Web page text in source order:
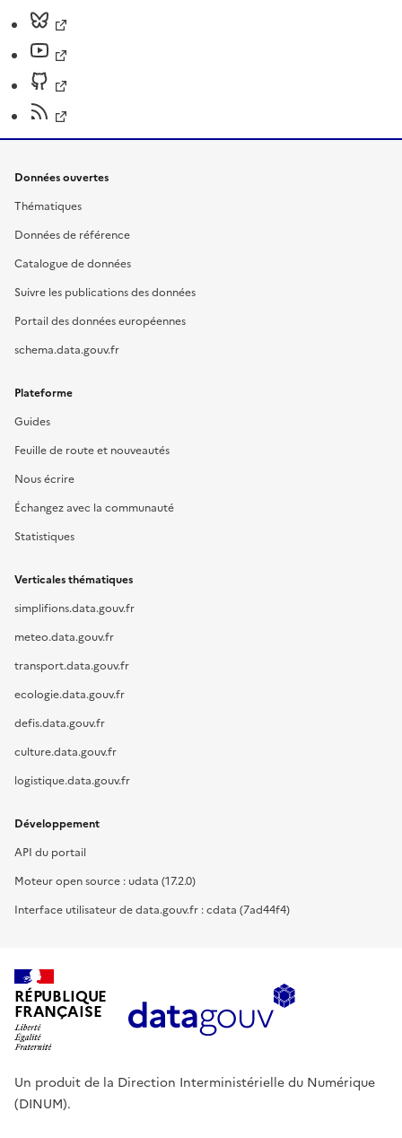
Données ouvertes
Thématiques
Données de référence
Catalogue de données
Suivre les publications des données
Portail des données européennes
schema.data.gouv.fr
Plateforme
Guides
Feuille de route et nouveautés
Nous écrire
Échangez avec la communauté
Statistiques
Verticales thématiques
simplifions.data.gouv.fr
meteo.data.gouv.fr
transport.data.gouv.fr
ecologie.data.gouv.fr
defis.data.gouv.fr
culture.data.gouv.fr
logistique.data.gouv.fr
Développement
API du portail
Moteur open source : udata (17.2.0)
Interface utilisateur de data.gouv.fr : cdata (7ad44f4)
RÉPUBLIQUE
FRANÇAISE
Un produit de la Direction Interministérielle du Numérique
(DINUM).